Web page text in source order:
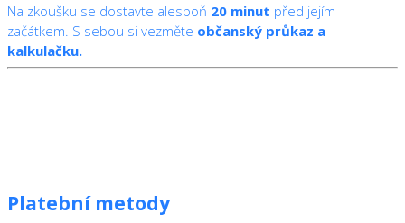
Na zkoušku se dostavte alespoň 20 minut před jejím
začátkem. S sebou si vezměte občanský průkaz a
kalkulačku.
Platební metody